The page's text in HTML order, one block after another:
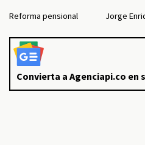
Reforma pensional
Jorge
Convierta a Agenciapi.co en